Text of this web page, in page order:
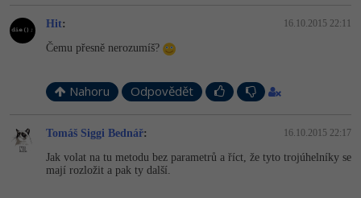
Hit: 16.10.2015 22:11
Čemu přesně nerozumíš?
Nahoru Odpovědět
Tomáš Siggi Bednář: 16.10.2015 22:17
Jak volat na tu metodu bez parametrů a říct, že tyto trojúhelníky se
mají rozložit a pak ty další.